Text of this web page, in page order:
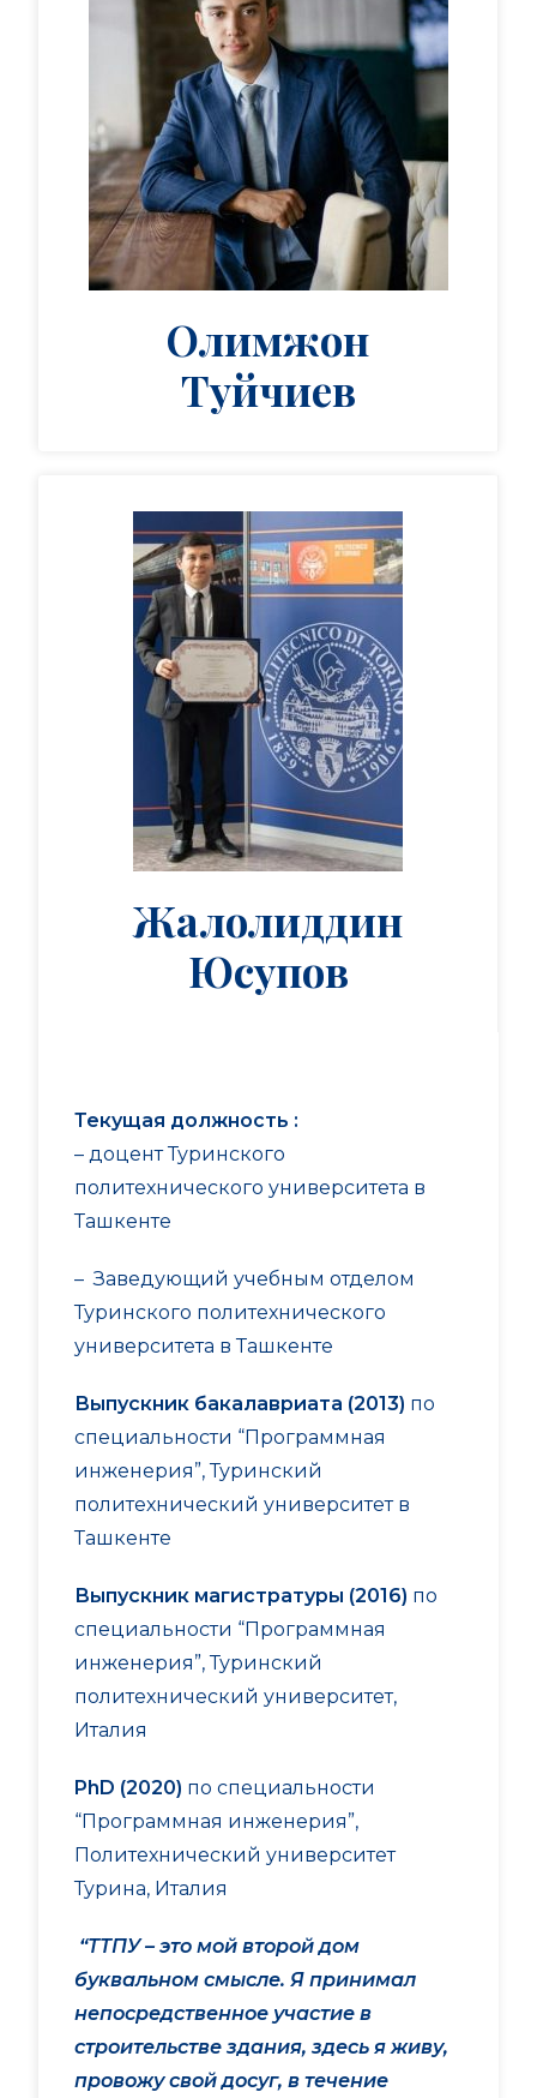
Олимжон
Туйчиев
Жалолиддин
Юсупов
Текущая должность :
– доцент Туринского
политехнического университета в
Ташкенте
– Заведующий учебным отделом
Туринского политехнического
университета в Ташкенте
Выпускник бакалавриата (2013) по
специальности “Программная
инженерия”, Туринский
политехнический университет в
Ташкенте
Выпускник магистратуры (2016) по
специальности “Программная
инженерия”, Туринский
политехнический университет,
Италия
PhD (2020) по специальности
“Программная инженерия”,
Политехнический университет
Турина, Италия
“ТТПУ – это мой второй дом
буквальном смысле. Я принимал
непосредственное участие в
строительстве здания, здесь я живу,
провожу свой досуг, в течение